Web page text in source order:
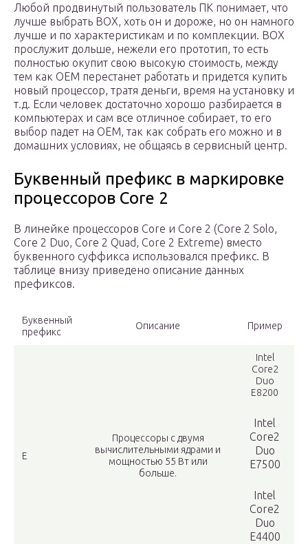
Любой продвинутый пользователь ПК понимает, что
лучше выбрать ВОХ, хоть он и дороже, но он намного
лучше и по характеристикам и по комплекции. ВОХ
прослужит дольше, нежели его прототип, то есть
полностью окупит свою высокую стоимость, между
тем как ОЕМ перестанет работать и придется купить
новый процессор, тратя деньги, время на установку и
т.д. Если человек достаточно хорошо разбирается в
компьютерах и сам все отличное собирает, то его
выбор падет на ОЕМ, так как собрать его можно и в
домашних условиях, не общаясь в сервисный центр.
Буквенный префикс в маркировке
процессоров Core 2
В линейке процессоров Core и Core 2 (Core 2 Solo,
Core 2 Duo, Core 2 Quad, Core 2 Extreme) вместо
буквенного суффикса использовался префикс. В
таблице внизу приведено описание данных
префиксов.
Буквенный
префикс
Описание Пример
E
Процессоры с двумя
вычислительными ядрами и
мощностью 55 Вт или
больше.
Intel
Core2
Duo
E8200
Intel
Core2
Duo
E7500
Intel
Core2
Duo
E4400